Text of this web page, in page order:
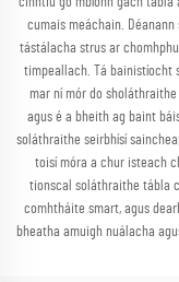
cumais meáchain.
tástálacha strus ar
timpeallach. Tá bainistíocht
mar ní mór do
agus é a bheith ag baint
soláthraithe seirbhísí
toisí móra a chur isteach
tionscal soláthraithe tábla
comhtháite smart, agus
bheatha amuigh nuálacha